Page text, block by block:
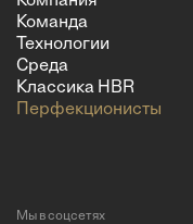
Команда
Технологии
Среда
Классика HBR
Перфекционисты
Мы в соцсетях